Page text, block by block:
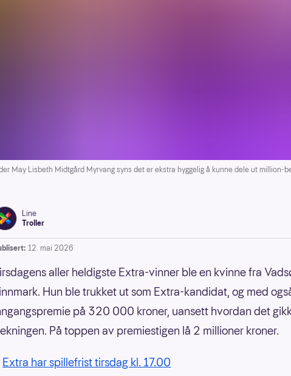
May Lisbeth Midtgård Myrvang syns det er ekstra hyggelig å kunne dele ut million-
Line
Troller
12. mai 2026
aller heldigste Extra-vinner ble en kvinne fra
Hun ble trukket ut som Extra-kandidat, og med
på 320 000 kroner, uansett hvordan det
På toppen av premiestigen lå 2 millioner kroner.
Extra har spillefrist tirsdag kl. 17.00